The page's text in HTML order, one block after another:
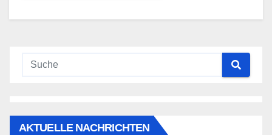
AKTUELLE NACHRICHTEN